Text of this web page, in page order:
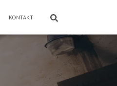
KONTAKT